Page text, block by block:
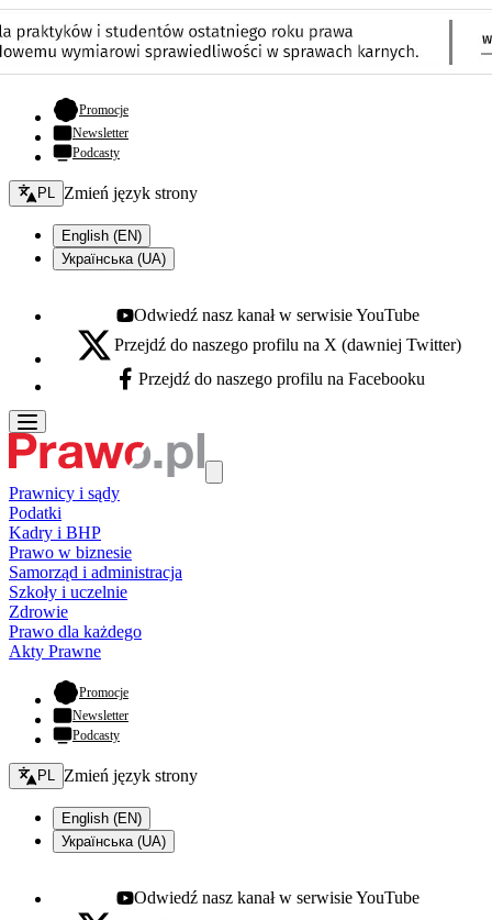
Promocje- otwiera się w nowej karcie
Newsletter
Podcasty
Zmień język - bieżący:
PL Zmień język strony
English (EN)
Українська (UA)
Youtube - otwiera się w nowej karcie
Odwiedź nasz kanał w serwisie YouTube
X - otwiera się w nowej karcie
Przejdź do naszego profilu na X (dawniej Twitter)
Facebook - otwiera się w nowej karcie
Przejdź do naszego profilu na Facebooku
Prawnicy i sądy
Podatki
Kadry i BHP
Prawo w biznesie
Samorząd i administracja
Szkoły i uczelnie
Zdrowie
Prawo dla każdego
Akty Prawne
Promocje- otwiera się w nowej karcie
Newsletter
Podcasty
Zmień język - bieżący:
PL Zmień język strony
English (EN)
Українська (UA)
Youtube - otwiera się w nowej karcie
Odwiedź nasz kanał w serwisie YouTube